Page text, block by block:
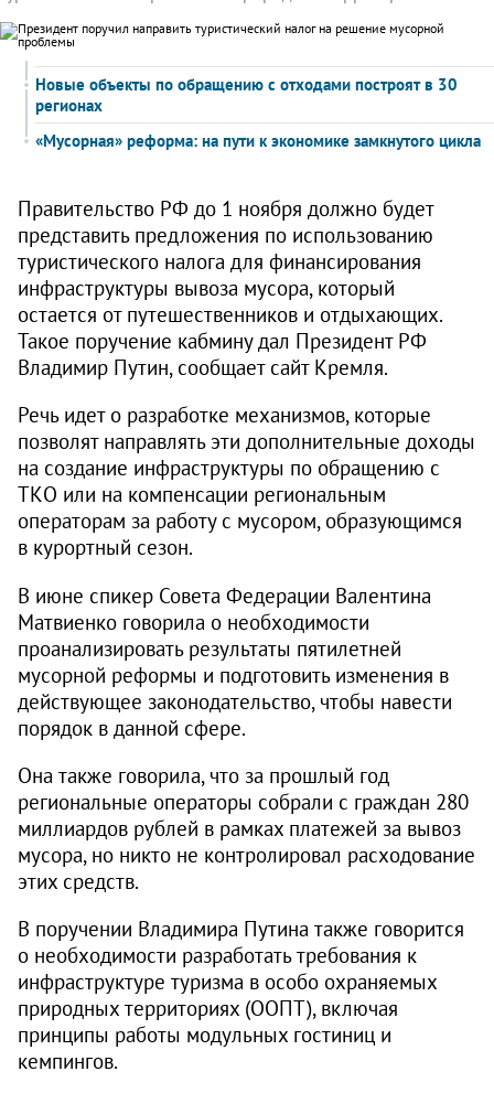
Новые объекты по обращению с отходами построят в 30
регионах
«Мусорная» реформа: на пути к экономике замкнутого цикла
Правительство РФ до 1 ноября должно будет
представить предложения по использованию
туристического налога для финансирования
инфраструктуры вывоза мусора, который
остается от путешественников и отдыхающих.
Такое поручение кабмину дал Президент РФ
Владимир Путин, сообщает сайт Кремля.
Речь идет о разработке механизмов, которые
позволят направлять эти дополнительные доходы
на создание инфраструктуры по обращению с
ТКО или на компенсации региональным
операторам за работу с мусором, образующимся
в курортный сезон.
В июне спикер Совета Федерации Валентина
Матвиенко говорила о необходимости
проанализировать результаты пятилетней
мусорной реформы и подготовить изменения в
действующее законодательство, чтобы навести
порядок в данной сфере.
Она также говорила, что за прошлый год
региональные операторы собрали с граждан 280
миллиардов рублей в рамках платежей за вывоз
мусора, но никто не контролировал расходование
этих средств.
В поручении Владимира Путина также говорится
о необходимости разработать требования к
инфраструктуре туризма в особо охраняемых
природных территориях (ООПТ), включая
принципы работы модульных гостиниц и
кемпингов.